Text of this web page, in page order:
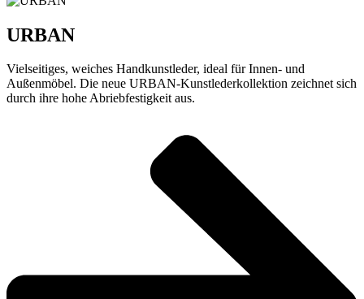
URBAN
Vielseitiges, weiches Handkunstleder, ideal für Innen- und
Außenmöbel. Die neue URBAN-Kunstlederkollektion zeichnet sich
durch ihre hohe Abriebfestigkeit aus.